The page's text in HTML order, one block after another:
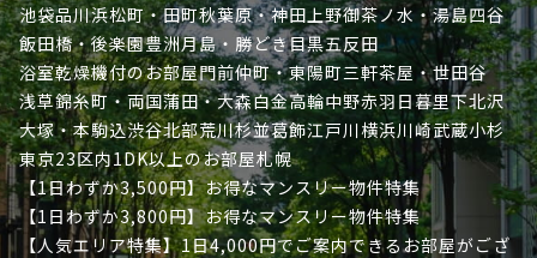
池袋品川浜松町・田町秋葉原・神田 上野御茶ノ水・湯島四谷
飯田橋・後楽園豊洲月島・勝どき目黒五反田
浴室乾燥機付のお部屋門前仲町・東陽町三軒茶屋・世田谷
浅草錦糸町・両国蒲田・大森白金高輪中野赤羽 日暮里下北沢
大塚・本駒込渋谷北部荒川杉並葛飾江戸川横浜川崎武蔵小杉
東京23区内1DK以上のお部屋札幌
【1日わずか3,500円】お得なマンスリー物件特集
【1日わずか3,800円】お得なマンスリー物件特集
【人気エリア特集】1日4,000円でご案内できるお部屋がござ